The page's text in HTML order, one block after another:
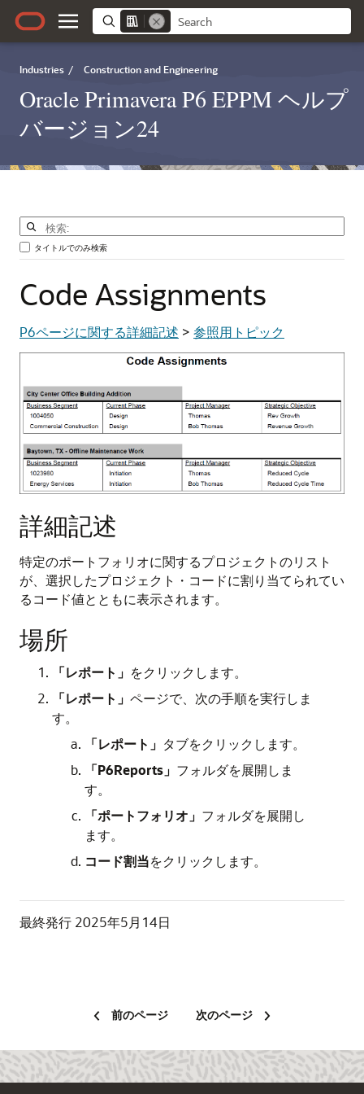
Industries / Construction and Engineering
Oracle Primavera P6 EPPM ヘルプ
バージョン24
タイトルでのみ検索
Code Assignments
P6ページに関する詳細記述 > 参照用トピック
詳細記述
特定のポートフォリオに関するプロジェクトのリスト
が、選択したプロジェクト・コードに割り当てられてい
るコード値とともに表示されます。
場所
「レポート」 をクリックします。
「レポート」 ページで、次の手順を実行しま
す。
「レポート」 タブをクリックします。
「P6Reports」 フォルダを展開しま
す。
「ポートフォリオ」 フォルダを展開し
ます。
コード割当をクリックします。
最終発行 2025年5月14日
前のページ 次のページ